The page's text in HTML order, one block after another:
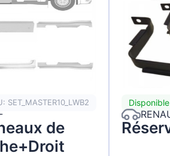
SET_MASTER10_LWB2
de